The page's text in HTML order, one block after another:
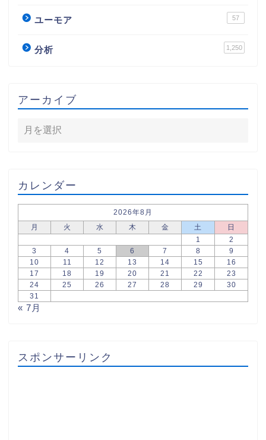
ユーモア 57
分析 1,250
アーカイブ
カレンダー
2026年8月
月
火 水 木 金 土
日
1
2
3
4 5 6 7 8
9
10
11 12 13 14 15
16
17
18 19 20 21 22
23
24
25 26 27 28 29
30
31
« 7月
スポンサーリンク